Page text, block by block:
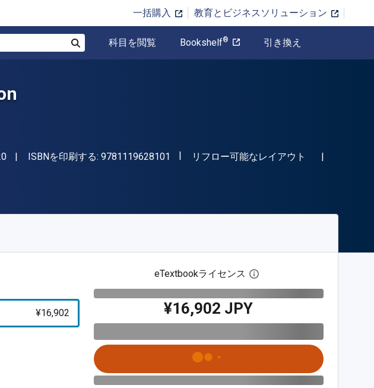
一括購入 教育とビジネスソリューション
科目を閲覧 Bookshelf® 引き換え
ISBNを印刷する: 9781119628101 "ISBN-13 9781119628101"
形式
リフロー可能なレイアウト
¥16,902
eTextbookライセンス デジタルライセンスダイ
¥16,902 JPY